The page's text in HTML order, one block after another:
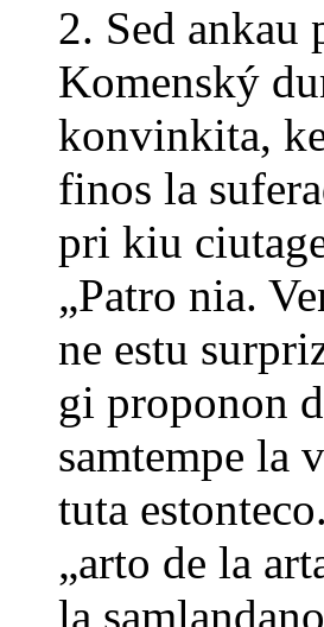
2. Sed ankau
Komenský
konvinkita,
finos la
pri kiu
„Patro nia.
ne estu
gi proponon
samtempe la
tuta
„arto de la
la